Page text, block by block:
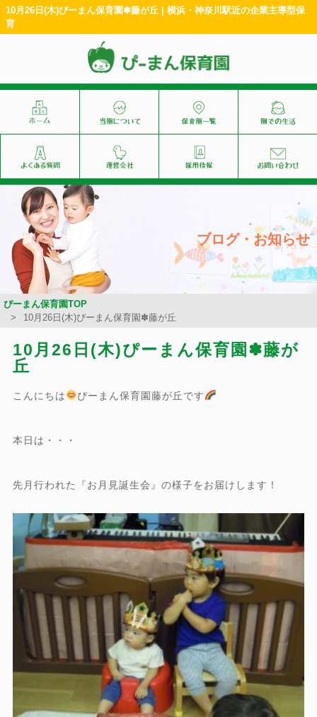
10月26日(木)ぴーまん保育園✽藤が丘 | 横浜・神奈川駅近の企業主導型保
育
ブログ・お知らせ
ぴーまん保育園TOP
10月26日(木)ぴーまん保育園✽藤が丘
10月26日(木)ぴーまん保育園✽藤が
丘
こんにちは ぴーまん保育園藤が丘です
本日は・・・
先月行われた『お月見誕生会』の様子をお届けします！